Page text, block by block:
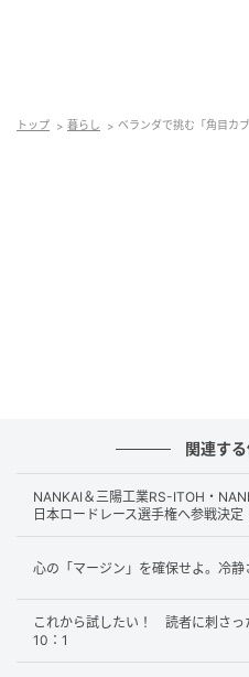
違ってFブレーキ時のモッ
は…あ～見なきゃ良かった
カブカスタムベース
トップ 暮らし ベランダで挑む「角目カ
関連す
NANKAI＆三陽工業RS-ITOH・
日本ロードレース選手権へ参戦決
心の「マージン」を確保せよ。冷
これから試したい！ 読者に刺さっ
10：1